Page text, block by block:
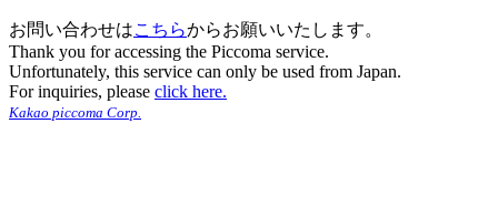
お問い合わせはこちらからお願いいたします。
Thank you for accessing the Piccoma service.
Unfortunately, this service can only be used from Japan.
For inquiries, please click here.
Kakao piccoma Corp.